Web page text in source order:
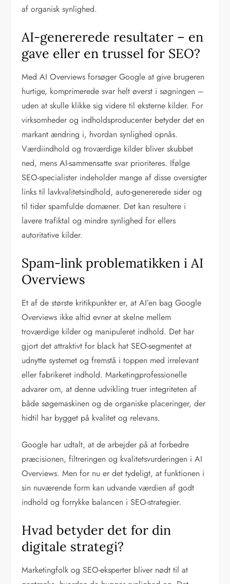
af organisk synlighed.
AI-genererede resultater – en
gave eller en trussel for SEO?
Med AI Overviews forsøger Google at give brugeren
hurtige, komprimerede svar helt øverst i søgningen –
uden at skulle klikke sig videre til eksterne kilder. For
virksomheder og indholdsproducenter betyder det en
markant ændring i, hvordan synlighed opnås.
Værdiindhold og troværdige kilder bliver skubbet
ned, mens AI-sammensatte svar prioriteres. Ifølge
SEO-specialister indeholder mange af disse oversigter
links til lavkvalitetsindhold, auto-genererede sider og
til tider spamfulde domæner. Det kan resultere i
lavere trafiktal og mindre synlighed for ellers
autoritative kilder.
Spam-link problematikken i AI
Overviews
Et af de største kritikpunkter er, at AI’en bag Google
Overviews ikke altid evner at skelne mellem
troværdige kilder og manipuleret indhold. Det har
gjort det attraktivt for black hat SEO-segmentet at
udnytte systemet og fremstå i toppen med irrelevant
eller fabrikeret indhold. Marketingprofessionelle
advarer om, at denne udvikling truer integriteten af
både søgemaskinen og de organiske placeringer, der
hidtil har bygget på kvalitet og relevans.
Google har udtalt, at de arbejder på at forbedre
præcisionen, filtreringen og kvalitetsvurderingen i AI
Overviews. Men for nu er det tydeligt, at funktionen i
sin nuværende form kan udvande værdien af godt
indhold og forrykke balancen i SEO-strategier.
Hvad betyder det for din
digitale strategi?
Marketingfolk og SEO-eksperter bliver nødt til at